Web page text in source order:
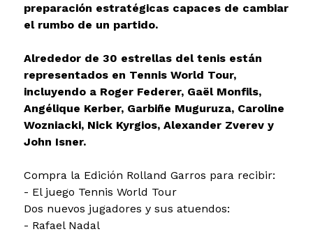
preparación estratégicas capaces de cambiar
el rumbo de un partido.
Alrededor de 30 estrellas del tenis están
representados en Tennis World Tour,
incluyendo a Roger Federer, Gaël Monfils,
Angélique Kerber, Garbiñe Muguruza, Caroline
Wozniacki, Nick Kyrgios, Alexander Zverev y
John Isner.
Compra la Edición Rolland Garros para recibir:
- El juego Tennis World Tour
Dos nuevos jugadores y sus atuendos:
- Rafael Nadal